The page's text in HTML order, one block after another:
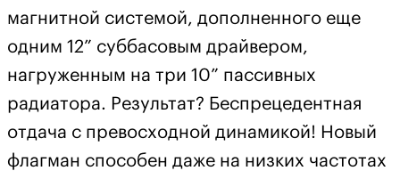
магнитной системой, дополненного еще
одним 12” суббасовым драйвером,
нагруженным на три 10” пассивных
радиатора. Результат? Беспрецедентная
отдача с превосходной динамикой! Новый
флагман способен даже на низких частотах